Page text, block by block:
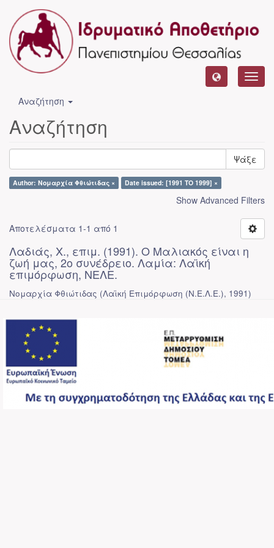
Αναζήτηση
Αναζήτηση
Ψάξε
Author: Νομαρχία Φθιώτιδας × Date issued: [1991 TO 1999] ×
Show Advanced Filters
Αποτελέσματα 1-1 από 1
Λαδιάς, Χ., επιμ. (1991). Ο Μαλιακός είναι η
ζωή μας, 2ο συνέδρειο. Λαμία: Λαϊκή
επιμόρφωση, ΝΕΛΕ.
Νομαρχία Φθιώτιδας (Λαϊκή Επιμόρφωση (Ν.Ε.Λ.Ε.), 1991)